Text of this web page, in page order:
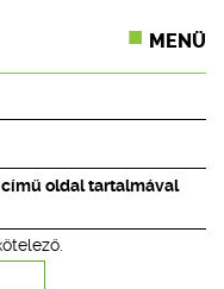
MENÜ
oldal tartalmával